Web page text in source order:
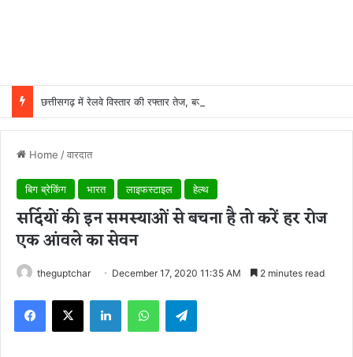
Home /वारदात
बिग ब्रेकिंग भारत लाइफस्टाइल हेल्थ
सर्दियों की इन समस्याओं से बचना है तो करें हर रोज
एक आंवले का सेवन
theguptchar December 17, 2020 11:35 AM 2 minutes read